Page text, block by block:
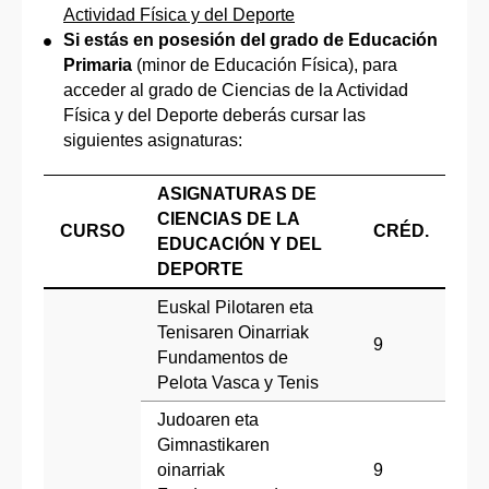
Actividad Física y del Deporte
Si estás en posesión del grado de Educación
Primaria (minor de Educación Física), para
acceder al grado de Ciencias de la Actividad
Física y del Deporte deberás cursar las
siguientes asignaturas:
CURSO
ASIGNATURAS DE
CIENCIAS DE LA
EDUCACIÓN Y DEL
DEPORTE
CRÉD.
Euskal Pilotaren eta
Tenisaren Oinarriak
Fundamentos de
Pelota Vasca y Tenis
9
Judoaren eta
Gimnastikaren
oinarriak
9